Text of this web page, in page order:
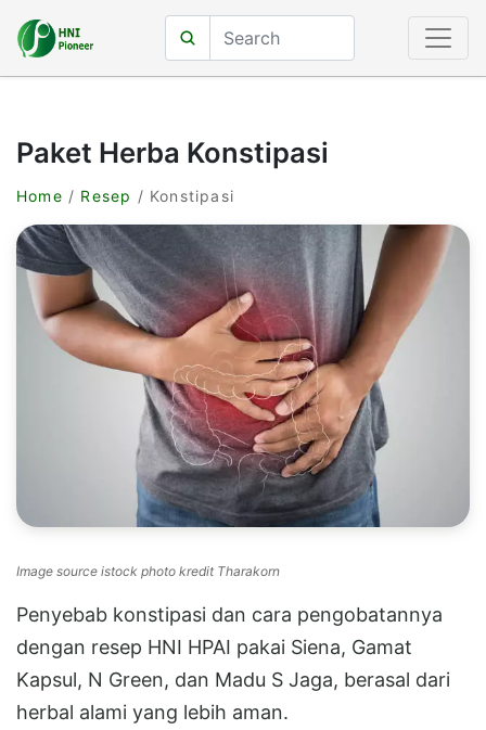
Paket Herba Konstipasi
Home / Resep / Konstipasi
Image source istock photo kredit Tharakorn
Penyebab konstipasi dan cara pengobatannya
dengan resep HNI HPAI pakai Siena, Gamat
Kapsul, N Green, dan Madu S Jaga, berasal dari
herbal alami yang lebih aman.